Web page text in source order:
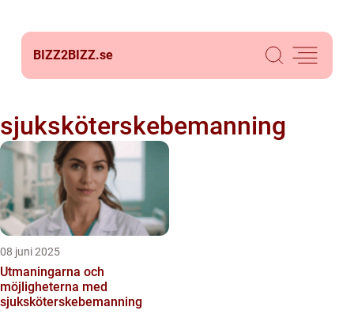
BIZZ2BIZZ.se
sjuksköterskebemanning
08 juni 2025
Utmaningarna och
möjligheterna med
sjuksköterskebemanning